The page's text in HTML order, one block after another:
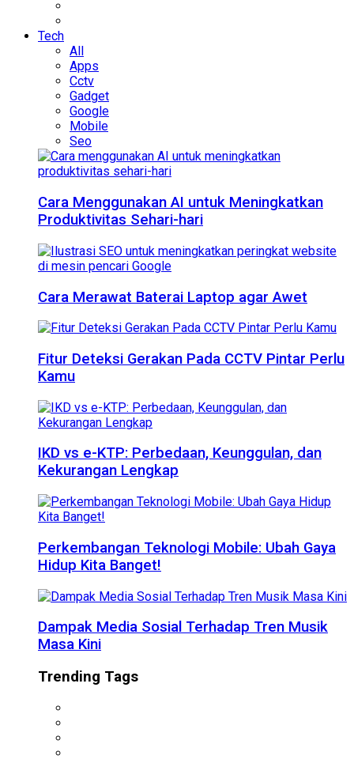
Tech
All
Apps
Cctv
Gadget
Google
Mobile
Seo
Cara Menggunakan AI untuk Meningkatkan
Produktivitas Sehari-hari
Cara Merawat Baterai Laptop agar Awet
Fitur Deteksi Gerakan Pada CCTV Pintar Perlu
Kamu
IKD vs e-KTP: Perbedaan, Keunggulan, dan
Kekurangan Lengkap
Perkembangan Teknologi Mobile: Ubah Gaya
Hidup Kita Banget!
Dampak Media Sosial Terhadap Tren Musik
Masa Kini
Trending Tags